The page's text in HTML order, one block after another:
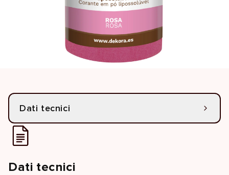
Dati tecnici
Dati tecnici